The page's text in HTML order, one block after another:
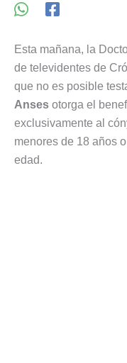
Esta mañana, la
de televidentes de
que no es posible
Anses otorga el
exclusivamente al
menores de 18 años
edad.